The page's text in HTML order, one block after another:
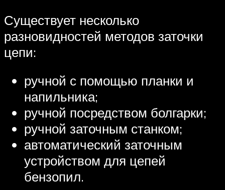
Существует несколько
разновидностей методов заточки
цепи:
ручной с помощью планки и
напильника;
ручной посредством болгарки;
ручной заточным станком;
автоматический заточным
устройством для цепей
бензопил.